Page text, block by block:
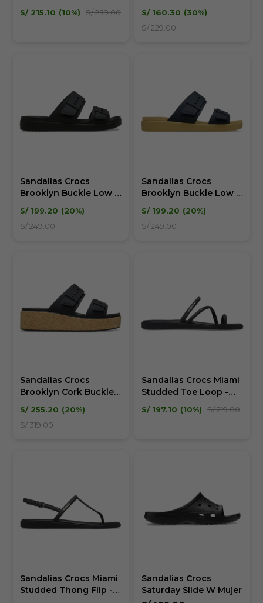
Loop Mujer
S/ 215.10 10 S/239.00 S/ 160.30
30
S/229.00
Sandalias Crocs
Brooklyn Buckle Low -
Mujer
S/ 199.20
20
S/249.00
Sandalias Crocs
Brooklyn Buckle Low -
Mujer
S/ 199.20
20
S/249.00
Sandalias Crocs
Brooklyn Cork Buckle -
Mujer
S/ 255.20
20
S/319.00
Sandalias Crocs Miami
Studded Toe Loop -
Mujer
S/ 197.10 10 S/219.00
Sandalias Crocs Miami
Studded Thong Flip -
Sandalias Crocs
Saturday Slide W Mujer